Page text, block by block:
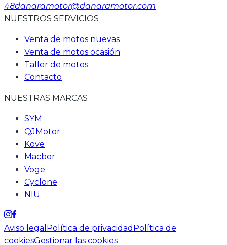
48danaramotor@danaramotor.com
NUESTROS SERVICIOS
Venta de motos nuevas
Venta de motos ocasión
Taller de motos
Contacto
NUESTRAS MARCAS
SYM
QJMotor
Kove
Macbor
Voge
Cyclone
NIU
Aviso legal Política de privacidad Política de
cookiesGestionar las cookies